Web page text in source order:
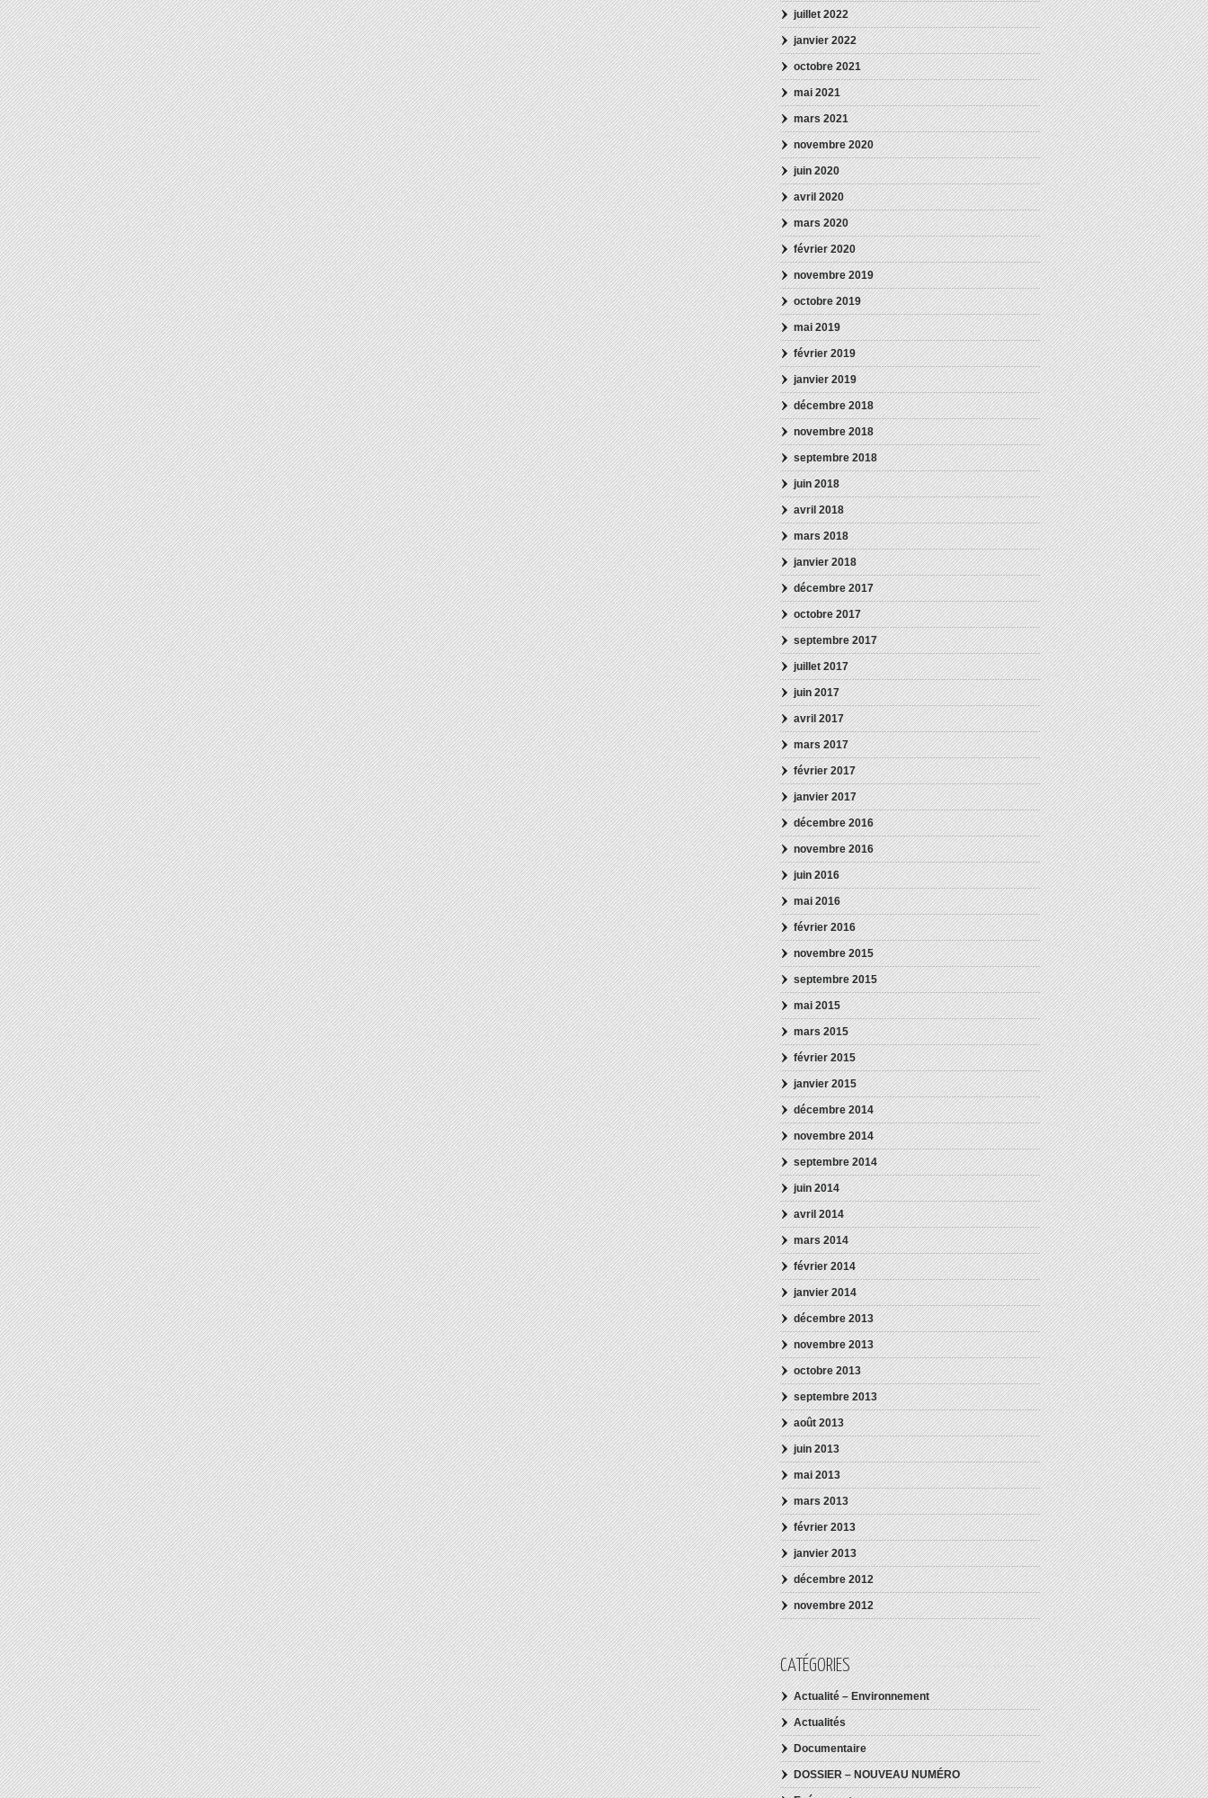
juillet 2022
janvier 2022
octobre 2021
mai 2021
mars 2021
novembre 2020
juin 2020
avril 2020
mars 2020
février 2020
novembre 2019
octobre 2019
mai 2019
février 2019
janvier 2019
décembre 2018
novembre 2018
septembre 2018
juin 2018
avril 2018
mars 2018
janvier 2018
décembre 2017
octobre 2017
septembre 2017
juillet 2017
juin 2017
avril 2017
mars 2017
février 2017
janvier 2017
décembre 2016
novembre 2016
juin 2016
mai 2016
février 2016
novembre 2015
septembre 2015
mai 2015
mars 2015
février 2015
janvier 2015
décembre 2014
novembre 2014
septembre 2014
juin 2014
avril 2014
mars 2014
février 2014
janvier 2014
décembre 2013
novembre 2013
octobre 2013
septembre 2013
août 2013
juin 2013
mai 2013
mars 2013
février 2013
janvier 2013
décembre 2012
novembre 2012
CATÉGORIES
Actualité – Environnement
Actualités
Documentaire
DOSSIER – NOUVEAU NUMÉRO